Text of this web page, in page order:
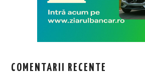
COMENTARII RECENTE